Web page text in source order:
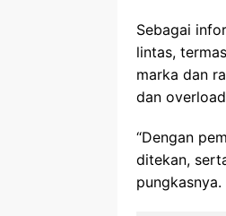
Sebagai
lintas,
marka dan
dan
“Dengan
ditekan,
pungkasnya.